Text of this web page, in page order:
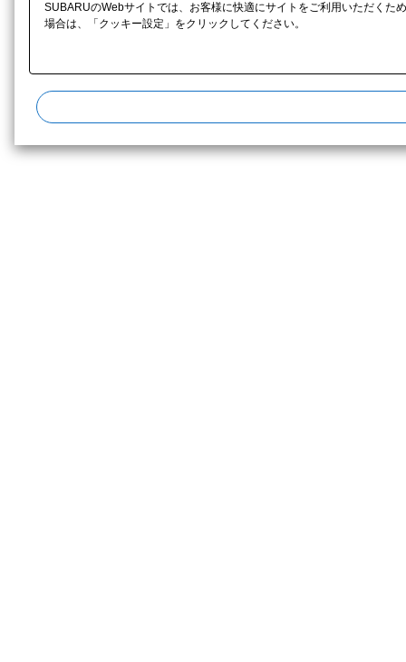
SUBARUのWebサイトでは、お客様に快適にサイトをご利用いただく
場合は、「クッキー設定」をクリックしてください。​